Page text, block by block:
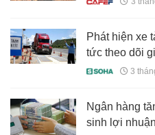
Phát hiện xe
tức theo dõi
3
Ngân hàng
sinh lợi